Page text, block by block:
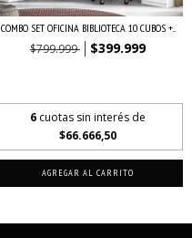
COMBO SET OFICINA BIBLIOTECA 10 CUBOS +...
$799.999 $399.999
6 cuotas sin interés de
$66.666,50